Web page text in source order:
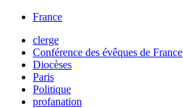
France
clerge
Conférence des évêques de France
Diocèses
Paris
Politique
profanation